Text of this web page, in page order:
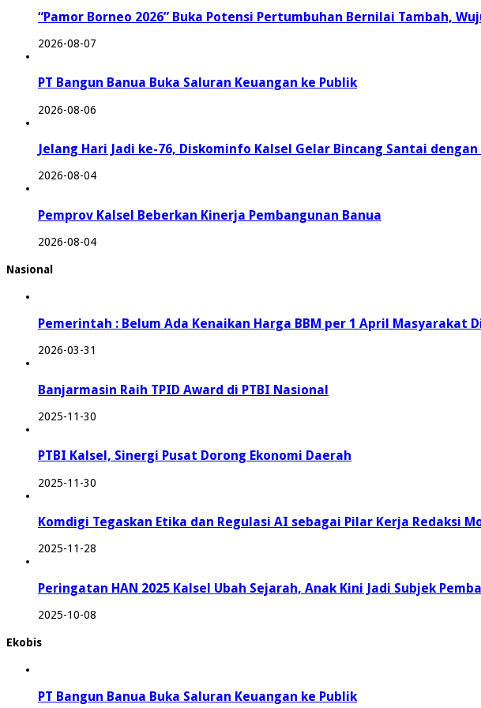
“Pamor Borneo 2026” Buka Potensi Pertumbuhan Bernilai Tambah,
2026-08-07
PT Bangun Banua Buka Saluran Keuangan ke Publik
2026-08-06
Jelang Hari Jadi ke-76, Diskominfo Kalsel Gelar Bincang Santai dengan
2026-08-04
Pemprov Kalsel Beberkan Kinerja Pembangunan Banua
2026-08-04
Nasional
Pemerintah : Belum Ada Kenaikan Harga BBM per 1 April Masyarakat
2026-03-31
Banjarmasin Raih TPID Award di PTBI Nasional
2025-11-30
PTBI Kalsel, Sinergi Pusat Dorong Ekonomi Daerah
2025-11-30
Komdigi Tegaskan Etika dan Regulasi AI sebagai Pilar Kerja Redaksi
2025-11-28
Peringatan HAN 2025 Kalsel Ubah Sejarah, Anak Kini Jadi Subjek
2025-10-08
Ekobis
PT Bangun Banua Buka Saluran Keuangan ke Publik